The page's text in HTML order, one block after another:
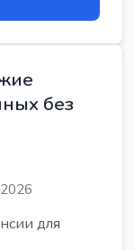
без
для